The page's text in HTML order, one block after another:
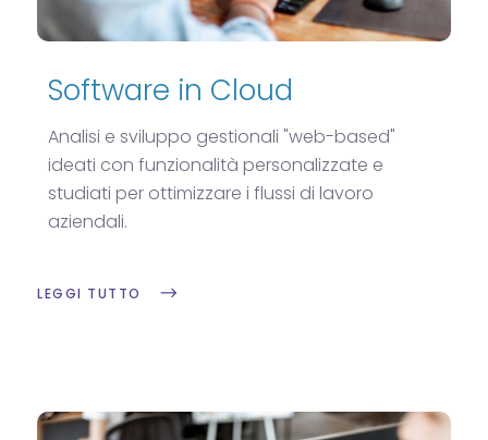
Software in Cloud
Analisi e sviluppo gestionali "web-based"
ideati con funzionalità personalizzate e
studiati per ottimizzare i flussi di lavoro
aziendali.
LEGGI TUTTO